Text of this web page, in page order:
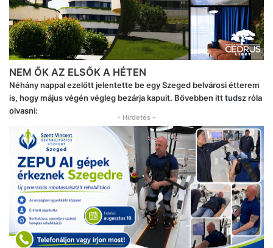
NEM ŐK AZ ELSŐK A HÉTEN
Néhány nappal ezelőtt jelentette be egy Szeged belvárosi étterem
is, hogy május végén végleg bezárja kapuit. Bővebben itttudsz róla
olvasni:
- Hirdetés -